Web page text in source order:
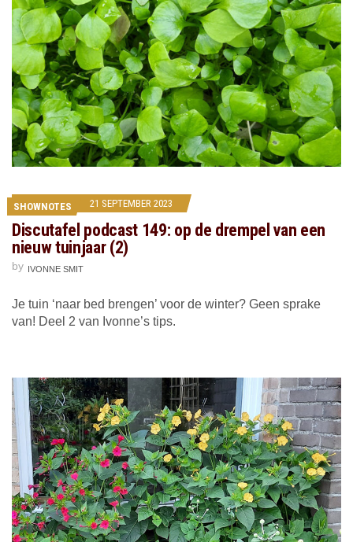
SHOWNOTES 21 SEPTEMBER 2023
Discutafel podcast 149: op de drempel van een
nieuw tuinjaar (2)
by IVONNE SMIT
Je tuin ‘naar bed brengen’ voor de winter? Geen sprake
van! Deel 2 van Ivonne’s tips.